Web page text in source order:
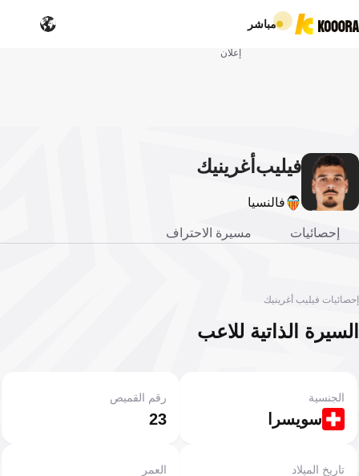
مباشر
إعلان
فيليب أغرينيك
فالنسيا
إحصائيات مسيرة الاحتراف
إحصائيات فيليب أغرينيك
السيرة الذاتية للاعب
سويسرا
الجنسية
23
رقم القميص
تاريخ الميلاد العمر